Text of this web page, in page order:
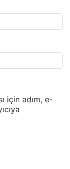
için adım, e-